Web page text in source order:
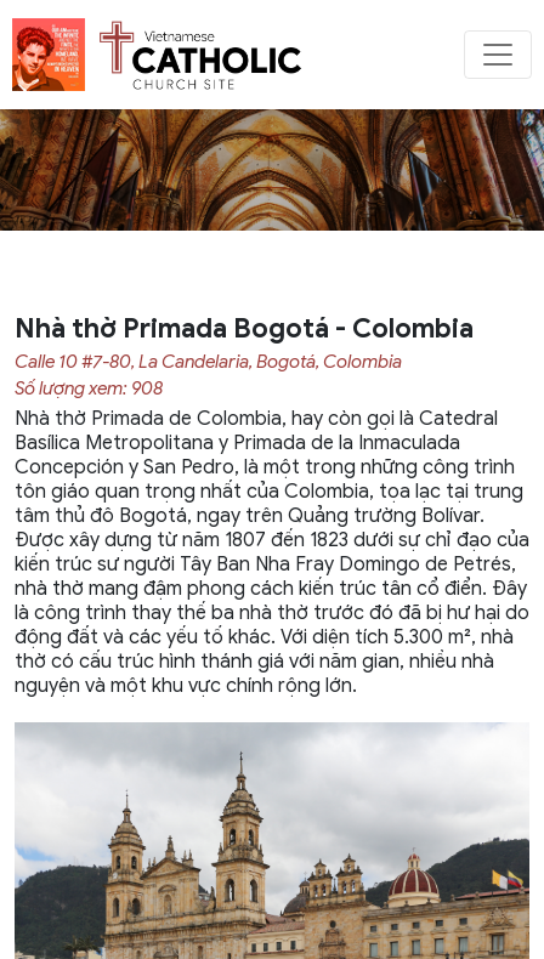
Nhà thờ Primada Bogotá - Colombia
Calle 10 #7-80, La Candelaria, Bogotá, Colombia
Số lượng xem: 908
Nhà thờ Primada de Colombia, hay còn gọi là Catedral
Basílica Metropolitana y Primada de la Inmaculada
Concepción y San Pedro, là một trong những công trình
tôn giáo quan trọng nhất của Colombia, tọa lạc tại trung
tâm thủ đô Bogotá, ngay trên Quảng trường Bolívar.​
Được xây dựng từ năm 1807 đến 1823 dưới sự chỉ đạo của
kiến trúc sư người Tây Ban Nha Fray Domingo de Petrés,
nhà thờ mang đậm phong cách kiến trúc tân cổ điển. Đây
là công trình thay thế ba nhà thờ trước đó đã bị hư hại do
động đất và các yếu tố khác. Với diện tích 5.300 m², nhà
thờ có cấu trúc hình thánh giá với năm gian, nhiều nhà
nguyện và một khu vực chính rộng lớn.​